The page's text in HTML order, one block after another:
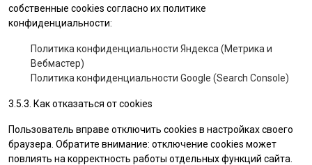
собственные cookies согласно их политике
конфиденциальности:
Политика конфиденциальности Яндекса (Метрика и
Вебмастер)
Политика конфиденциальности Google (Search Console)
3.5.3. Как отказаться от cookies
Пользователь вправе отключить cookies в настройках своего
браузера. Обратите внимание: отключение cookies может
повлиять на корректность работы отдельных функций сайта.